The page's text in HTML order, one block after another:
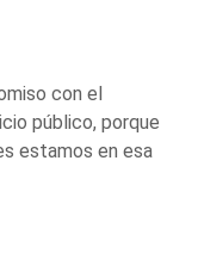
con el
público, porque
estamos en esa